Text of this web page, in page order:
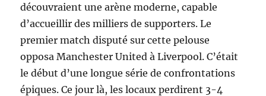
découvraient une arène moderne, capable
d’accueillir des milliers de supporters. Le
premier match disputé sur cette pelouse
opposa Manchester United à Liverpool. C’était
le début d’une longue série de confrontations
épiques. Ce jour là, les locaux perdirent 3-4